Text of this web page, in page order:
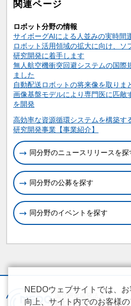
関連ページ
ロボット分野の情報
サイボーグAIによる人並みの実時間
ロボット活用領域の拡大に向け、ソ
研究開発に着手します
無人航空機衝突回避システムの国際
ました
自動配送ロボットの将来像を取りま
画像基盤モデルにより専門医に匹敵
を開発
関連情報
高効率な資源循環システムを構築す
研究開発事業【事業紹介】
同分野のニュースリリースを探
同分野の公募を探す
同分野のイベントを探す
NEDOウェブサイトでは、
向上、サイト内でのお客様